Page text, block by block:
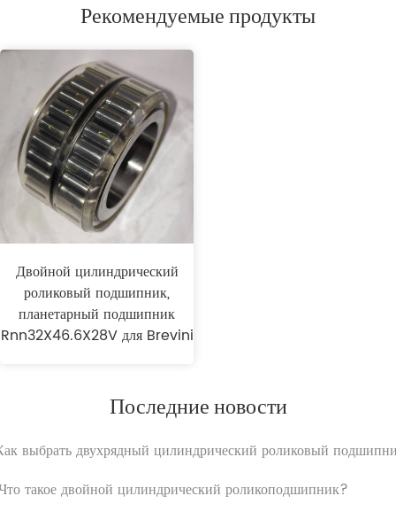
Рекомендуемые продукты
Двойной цилиндрический
роликовый подшипник,
планетарный подшипник
Rnn32X46.6X28V для Brevini
Последние новости
выбрать двухрядный цилиндрический роликовый
такое двойной цилиндрический роликоподшипник?